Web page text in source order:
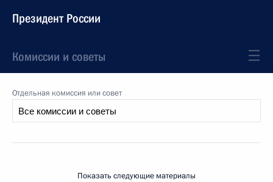
Президент России
Комиссии и советы
Отдельная комиссия или совет
Показать следующие материалы